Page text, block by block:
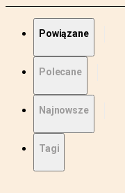
Powiązane
Polecane
Najnowsze
Tagi